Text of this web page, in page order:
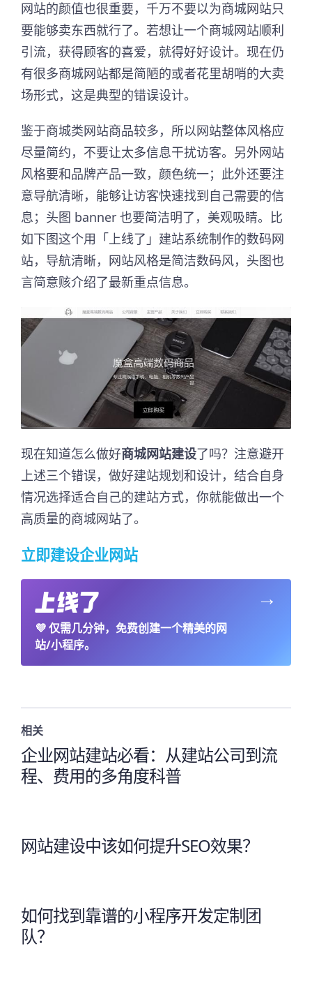
网站的颜值也很重要，千万不要以为商城网站只
要能够卖东西就行了。若想让一个商城网站顺利
引流，获得顾客的喜爱，就得好好设计。现在仍
有很多商城网站都是简陋的或者花里胡哨的大卖
场形式，这是典型的错误设计。
鉴于商城类网站商品较多，所以网站整体风格应
尽量简约，不要让太多信息干扰访客。另外网站
风格要和品牌产品一致，颜色统一；此外还要注
意导航清晰，能够让访客快速找到自己需要的信
息；头图 banner 也要简洁明了，美观吸睛。比
如下图这个用「上线了」建站系统制作的数码网
站，导航清晰，网站风格是简洁数码风，头图也
言简意赅介绍了最新重点信息。
现在知道怎么做好商城网站建设了吗？注意避开
上述三个错误，做好建站规划和设计，结合自身
情况选择适合自己的建站方式，你就能做出一个
高质量的商城网站了。
立即建设企业网站
💜仅需几分钟，免费创建一个精美的网
站/小程序。
→
相关
企业网站建站必看：从建站公司到流
程、费用的多角度科普
网站建设中该如何提升SEO效果？
如何找到靠谱的小程序开发定制团
队？